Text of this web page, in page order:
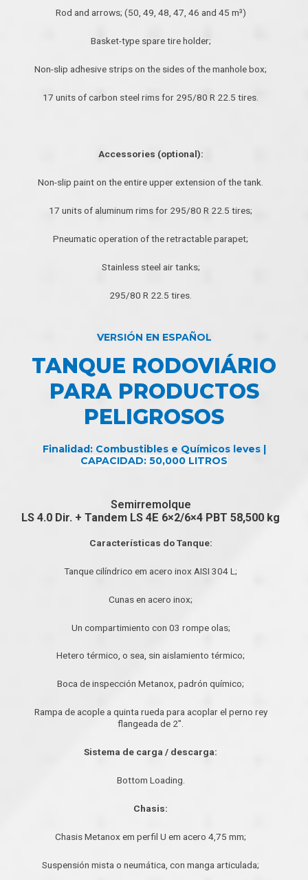
Rod and arrows; (50, 49, 48, 47, 46 and 45 m³)
Basket-type spare tire holder;
Non-slip adhesive strips on the sides of the manhole box;
17 units of carbon steel rims for 295/80 R 22.5 tires.
Accessories (optional):
Non-slip paint on the entire upper extension of the tank.
17 units of aluminum rims for 295/80 R 22.5 tires;
Pneumatic operation of the retractable parapet;
Stainless steel air tanks;
295/80 R 22.5 tires.
VERSIÓN EN ESPAÑOL
TANQUE RODOVIÁRIO
PARA PRODUCTOS
PELIGROSOS
Finalidad: Combustibles e Químicos leves |
CAPACIDAD: 50,000 LITROS
Semirremolque
LS 4.0 Dir. + Tandem LS 4E 6×2/6×4 PBT 58,500 kg
Características do Tanque:
Tanque cilíndrico em acero inox AISI 304 L;
Cunas en acero inox;
Un compartimiento con 03 rompe olas;
Hetero térmico, o sea, sin aislamiento térmico;
Boca de inspección Metanox, padrón químico;
Rampa de acople a quinta rueda para acoplar el perno rey
flangeada de 2″.
Sistema de carga / descarga:
Bottom Loading.
Chasis:
Chasis Metanox em perfil U em acero 4,75 mm;
Suspensión mista o neumática, con manga articulada;